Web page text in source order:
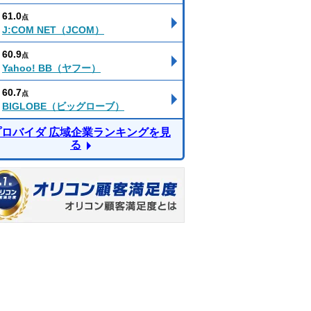
61.0点
J:COM NET（JCOM）
60.9点
Yahoo! BB（ヤフー）
60.7点
BIGLOBE（ビッグローブ）
バイダ 広域企業ランキングを見
る